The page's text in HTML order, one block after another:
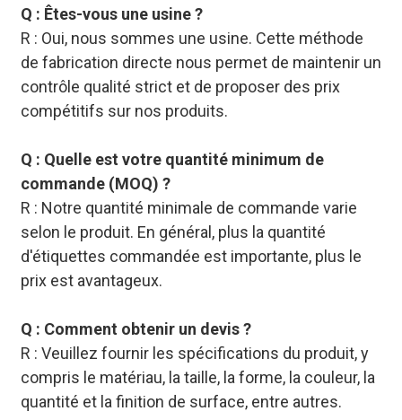
Q : Êtes-vous une usine ?
R : Oui, nous sommes une usine. Cette méthode
de fabrication directe nous permet de maintenir un
contrôle qualité strict et de proposer des prix
compétitifs sur nos produits.
Q : Quelle est votre quantité minimum de
commande (MOQ) ?
R : Notre quantité minimale de commande varie
selon le produit. En général, plus la quantité
d'étiquettes commandée est importante, plus le
prix est avantageux.
Q : Comment obtenir un devis ?
R : Veuillez fournir les spécifications du produit, y
compris le matériau, la taille, la forme, la couleur, la
quantité et la finition de surface, entre autres.